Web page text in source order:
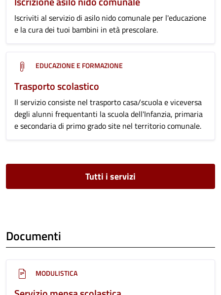
Iscriviti al servizio di asilo nido comunale per l'educazione
e la cura dei tuoi bambini in età prescolare.
EDUCAZIONE E FORMAZIONE
Trasporto scolastico
Il servizio consiste nel trasporto casa/scuola e viceversa
degli alunni frequentanti la scuola dell'Infanzia, primaria
e secondaria di primo grado site nel territorio comunale.
Tutti i servizi
Documenti
MODULISTICA